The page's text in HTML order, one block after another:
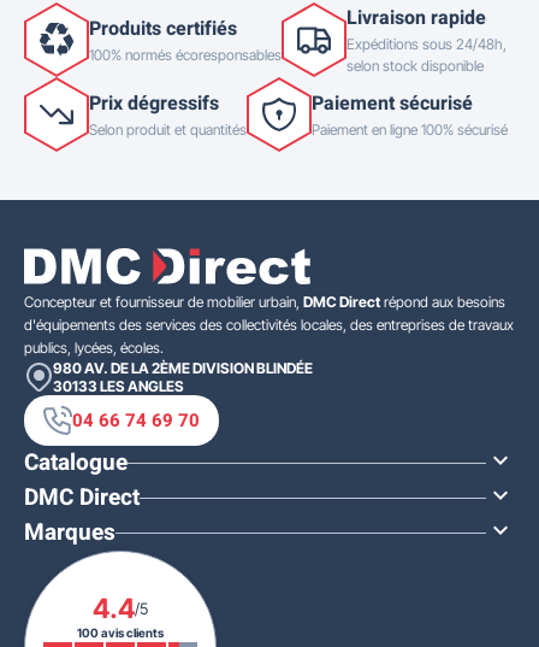
Produits certifiés
100% normés écoresponsables
Livraison rapide
Expéditions sous 24/48h,
selon stock disponible
Prix dégressifs
Selon produit et quantités
Paiement sécurisé
Paiement en ligne 100% sécurisé
Concepteur et fournisseur de mobilier urbain, DMC Direct répond aux besoins
d'équipements des services des collectivités locales, des entreprises de travaux
publics, lycées, écoles.
980 AV. DE LA 2ÈME DIVISION BLINDÉE
30133 LES ANGLES
04 66 74 69 70
Catalogue 
DMC Direct 
Marques 
4.4/5
100 avis clients